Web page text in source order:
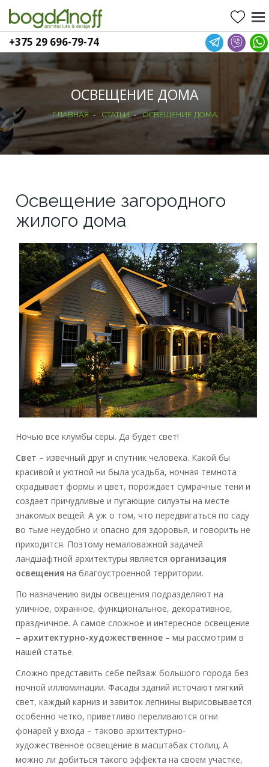
+375 29 696-79-74
ОСВЕЩЕНИЕ ДОМА
ГЛАВНАЯ - СТАТЬИ - ОСВЕЩЕНИЕ ДОМА
Освещение загородного
жилого дома
Ночью все клумбы серы. Да будет свет!
Свет – извечный друг и спутник человека. Какой бы
красивой и уютной ни была усадьба, ночная темнота
скрадывает формы и цвет, порождает сумрачные тени и
создает причудливые и пугающие силуэты на месте
знакомых вещей. А уж о том, что передвигаться по саду
во тьме неудобно и опасно для здоровья, и говорить не
приходится. Поэтому немаловажной задачей
ландшафтной архитектуры является организация
освещения на благоустроенной территории.
По назначению виды освещения подразделяют на
уличное, охранное, функциональное, декоративное,
праздничное. А самое сложное и интересное освещение
– архитектурно-художественное – мы рассмотрим в
нашей статье.
Сложно представить себе пейзаж большого города без
ночной иллюминации. Фасады зданий источают мягкий
свет, каждый карниз и завиток лепнины вырисовывается
особенно четко, приветливо переливаются огни
фонарей у входа – таково архитектурно-
художественное освещение в масштабах столиц. А
можно ли добиться такого эффекта на своем участке,